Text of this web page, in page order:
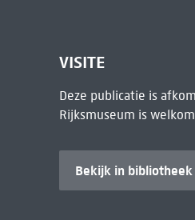
VISITE
Deze publicatie is
Rijksmuseum is
Bekijk in bibliotheek